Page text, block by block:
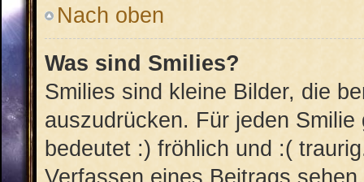
Nach oben
Was sind Smilies?
Smilies sind kleine Bilder, die
auszudrücken. Für jeden
bedeutet :) fröhlich und :(
Verfassen eines Beitrags